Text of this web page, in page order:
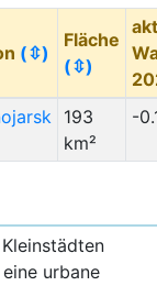
(⇳)
Fläche
(⇳)
193
km²
-
urbane